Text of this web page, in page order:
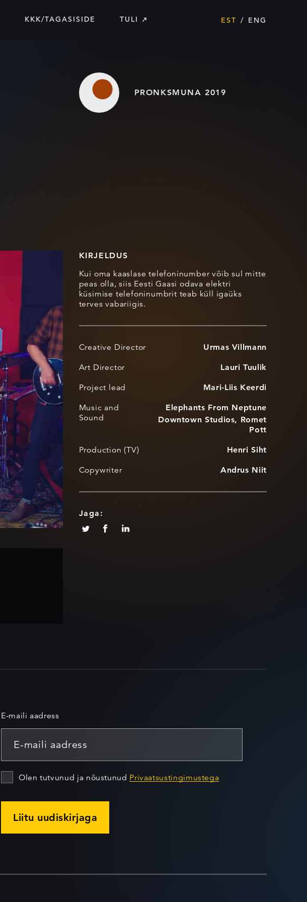
KKK/TAGASISIDE TULI EST ENG
PRONKSMUNA 2019
KIRJELDUS
Kui oma kaaslase telefoninumber võib sul mitte
peas olla, siis Eesti Gaasi odava elektri
küsimise telefoninumbrit teab küll igaüks
terves vabariigis.
Creative Director Urmas Villmann
Art Director Lauri Tuulik
Project lead Mari-Liis Keerdi
Music and
Sound
Elephants From Neptune
Downtown Studios, Romet
Pott
Production (TV) Henri Siht
Copywriter Andrus Niit
Jaga:
E-maili aadress
Olen tutvunud ja nõustunud Privaatsustingimustega
Liitu uudiskirjaga